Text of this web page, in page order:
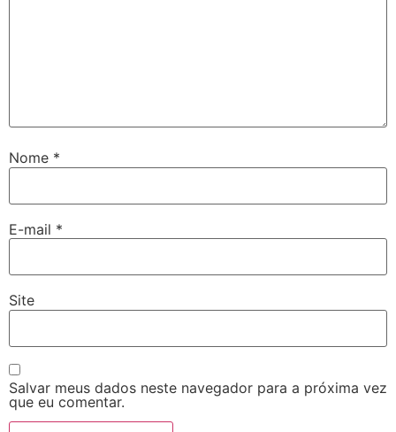
Nome *
E-mail *
Site
Salvar meus dados neste navegador para a próxima vez
que eu comentar.